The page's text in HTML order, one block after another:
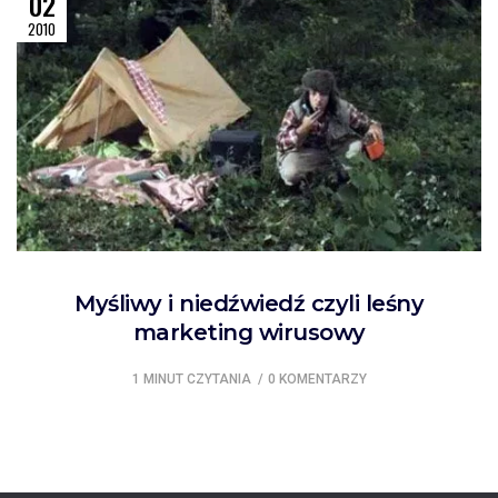
2010
Myśliwy i niedźwiedź czyli leśny
marketing wirusowy
1 MINUT CZYTANIA 0 KOMENTARZY